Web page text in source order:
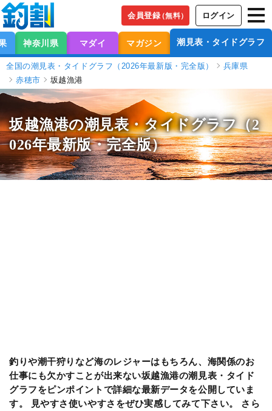
会員登録（無料） ログイン
神奈川県 マダイ マガジン 潮見表・タイドグラフ
全国の潮見表・タイドグラフ（2026年最新版・完全版）
兵庫県
赤穂市
坂越漁港
坂越漁港の潮見表・タイドグラフ（2
026年最新版・完全版）
釣りや潮干狩りなど海のレジャーはもちろん、海関係のお
仕事にも欠かすことが出来ない坂越漁港の潮見表・タイド
グラフをピンポイントで詳細な最新データを公開していま
す。 見やすさ使いやすさをぜひ実感してみて下さい。 さら